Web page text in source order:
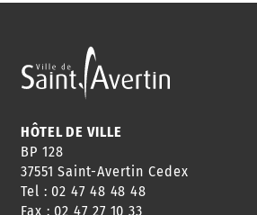
HÔTEL DE VILLE
BP 128
37551 Saint-Avertin Cedex
Tel : 02 47 48 48 48
Fax : 02 47 27 10 33